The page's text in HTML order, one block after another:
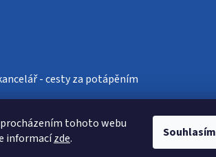
tohoto webu
informacízde. Souhlasím
- cesty za potápěním